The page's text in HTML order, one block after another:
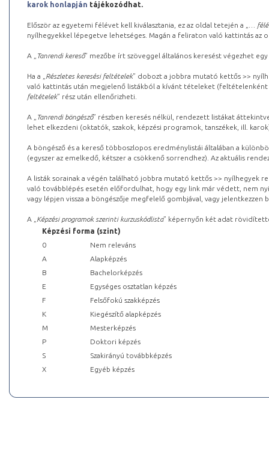
karok honlapján tájékozódhat.
Először az egyetemi félévet kell kiválasztania, ez az oldal tetején a „
…
nyílhegyekkel lépegetve lehetséges. Magán a feliraton való kattintás az
A „ Tanrendi kereső” mezőbe írt szöveggel általános keresést végezhet
Ha a „ Részletes keresési feltételek” dobozt a jobbra mutató kettős >>
való kattintás után megjelenő listákból a kívánt tételeket (feltételenként
feltételek” rész után ellenőrizheti.
A „ Tanrendi böngésző” részben keresés nélkül, rendezett listákat
lehet elkezdeni (oktatók, szakok, képzési programok, tanszékek, ill.
A böngésző és a kereső többoszlopos eredménylistái általában a
(egyszer az emelkedő, kétszer a csökkenő sorrendhez). Az aktuális
A listák sorainak a végén található jobbra mutató kettős >> nyílhegyek
való továbblépés esetén előfordulhat, hogy egy link már védett, nem
vagy lépjen vissza a böngészője megfelelő gombjával, vagy
A „ Képzési programok szerinti kurzuskódlista” képernyőn két adat
Képzési forma (szint)
0
Nem releváns
A
Alapképzés
B
Bachelorképzés
E
Egységes osztatlan képzés
F
Felsőfokú szakképzés
K
Kiegészítő alapképzés
M
Mesterképzés
P
Doktori képzés
S
Szakirányú továbbképzés
X
Egyéb képzés